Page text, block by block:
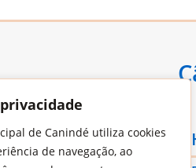
de Canindé utiliza cookies
de navegação, ao